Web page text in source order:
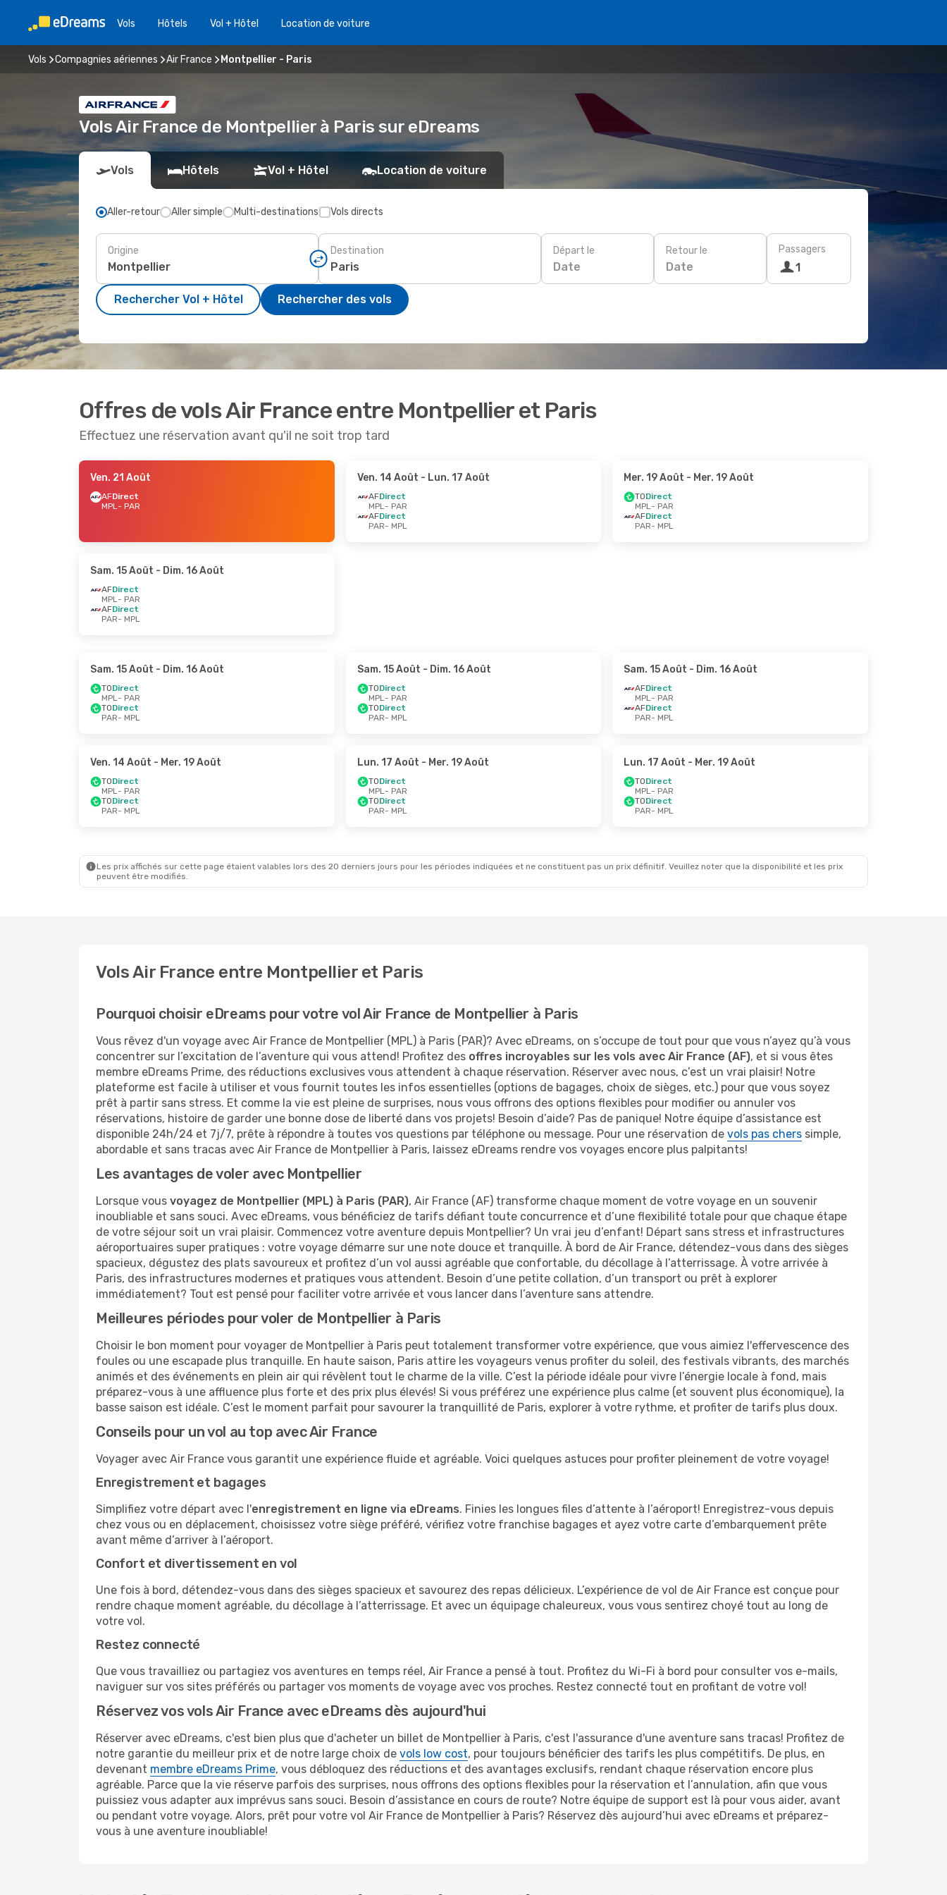
Vols Hôtels Vol + Hôtel Location de voiture
Vols Compagnies aériennes Air France Montpellier - Paris
Vols Air France de Montpellier à Paris sur eDreams
Vols Hôtels Vol + Hôtel Location de voiture
Aller-retour Aller simple Multi-destinations Vols directs
Origine Destination Départ le
Date
Retour le
Date
Passagers
1
Rechercher Vol + Hôtel Rechercher des vols
Offres de vols Air France entre Montpellier et Paris
Effectuez une réservation avant qu'il ne soit trop tard
Ven. 21 Août
AFDirect
MPL- PAR
Ven. 14 Août - Lun. 17 Août
AFDirect
MPL- PAR
AFDirect
PAR- MPL
Mer. 19 Août - Mer. 19 Août
TODirect
MPL- PAR
AFDirect
PAR- MPL
Sam. 15 Août - Dim. 16 Août
AFDirect
MPL- PAR
AFDirect
PAR- MPL
Sam. 15 Août - Dim. 16 Août
TODirect
MPL- PAR
TODirect
PAR- MPL
Sam. 15 Août - Dim. 16 Août
TODirect
MPL- PAR
TODirect
PAR- MPL
Sam. 15 Août - Dim. 16 Août
AFDirect
MPL- PAR
AFDirect
PAR- MPL
Ven. 14 Août - Mer. 19 Août
TODirect
MPL- PAR
TODirect
PAR- MPL
Lun. 17 Août - Mer. 19 Août
TODirect
MPL- PAR
TODirect
PAR- MPL
Lun. 17 Août - Mer. 19 Août
TODirect
MPL- PAR
TODirect
PAR- MPL
Les prix affichés sur cette page étaient valables lors des 20 derniers jours pour les périodes indiquées et ne constituent pas un prix définitif. Veuillez noter que la disponibilité et les prix
peuvent être modifiés.
Vols Air France entre Montpellier et Paris
Pourquoi choisir eDreams pour votre vol Air France de Montpellier à Paris
Vous rêvez d'un voyage avec Air France de Montpellier (MPL) à Paris (PAR)? Avec eDreams, on s’occupe de tout pour que vous n’ayez qu’à vous
concentrer sur l’excitation de l’aventure qui vous attend! Profitez des offres incroyables sur les vols avec Air France (AF), et si vous êtes
membre eDreams Prime, des réductions exclusives vous attendent à chaque réservation. Réserver avec nous, c’est un vrai plaisir! Notre
plateforme est facile à utiliser et vous fournit toutes les infos essentielles (options de bagages, choix de sièges, etc.) pour que vous soyez
prêt à partir sans stress. Et comme la vie est pleine de surprises, nous vous offrons des options flexibles pour modifier ou annuler vos
réservations, histoire de garder une bonne dose de liberté dans vos projets! Besoin d’aide? Pas de panique! Notre équipe d’assistance est
disponible 24h/24 et 7j/7, prête à répondre à toutes vos questions par téléphone ou message. Pour une réservation de vols pas chers simple,
abordable et sans tracas avec Air France de Montpellier à Paris, laissez eDreams rendre vos voyages encore plus palpitants!
Les avantages de voler avec Montpellier
Lorsque vous voyagez de Montpellier (MPL) à Paris (PAR), Air France (AF) transforme chaque moment de votre voyage en un souvenir
inoubliable et sans souci. Avec eDreams, vous bénéficiez de tarifs défiant toute concurrence et d’une flexibilité totale pour que chaque étape
de votre séjour soit un vrai plaisir. Commencez votre aventure depuis Montpellier? Un vrai jeu d’enfant! Départ sans stress et infrastructures
aéroportuaires super pratiques : votre voyage démarre sur une note douce et tranquille. À bord de Air France, détendez-vous dans des sièges
spacieux, dégustez des plats savoureux et profitez d’un vol aussi agréable que confortable, du décollage à l’atterrissage. À votre arrivée à
Paris, des infrastructures modernes et pratiques vous attendent. Besoin d’une petite collation, d’un transport ou prêt à explorer
immédiatement? Tout est pensé pour faciliter votre arrivée et vous lancer dans l’aventure sans attendre.
Meilleures périodes pour voler de Montpellier à Paris
Choisir le bon moment pour voyager de Montpellier à Paris peut totalement transformer votre expérience, que vous aimiez l'effervescence des
foules ou une escapade plus tranquille. En haute saison, Paris attire les voyageurs venus profiter du soleil, des festivals vibrants, des marchés
animés et des événements en plein air qui révèlent tout le charme de la ville. C’est la période idéale pour vivre l’énergie locale à fond, mais
préparez-vous à une affluence plus forte et des prix plus élevés! Si vous préférez une expérience plus calme (et souvent plus économique), la
basse saison est idéale. C’est le moment parfait pour savourer la tranquillité de Paris, explorer à votre rythme, et profiter de tarifs plus doux.
Conseils pour un vol au top avec Air France
Voyager avec Air France vous garantit une expérience fluide et agréable. Voici quelques astuces pour profiter pleinement de votre voyage!
Enregistrement et bagages
Simplifiez votre départ avec l'enregistrement en ligne via eDreams. Finies les longues files d’attente à l’aéroport! Enregistrez-vous depuis
chez vous ou en déplacement, choisissez votre siège préféré, vérifiez votre franchise bagages et ayez votre carte d’embarquement prête
avant même d’arriver à l’aéroport.
Confort et divertissement en vol
Une fois à bord, détendez-vous dans des sièges spacieux et savourez des repas délicieux. L’expérience de vol de Air France est conçue pour
rendre chaque moment agréable, du décollage à l’atterrissage. Et avec un équipage chaleureux, vous vous sentirez choyé tout au long de
votre vol.
Restez connecté
Que vous travailliez ou partagiez vos aventures en temps réel, Air France a pensé à tout. Profitez du Wi-Fi à bord pour consulter vos e-mails,
naviguer sur vos sites préférés ou partager vos moments de voyage avec vos proches. Restez connecté tout en profitant de votre vol!
Réservez vos vols Air France avec eDreams dès aujourd'hui
Réserver avec eDreams, c'est bien plus que d'acheter un billet de Montpellier à Paris, c'est l'assurance d'une aventure sans tracas! Profitez de
notre garantie du meilleur prix et de notre large choix de vols low cost, pour toujours bénéficier des tarifs les plus compétitifs. De plus, en
devenant membre eDreams Prime, vous débloquez des réductions et des avantages exclusifs, rendant chaque réservation encore plus
agréable. Parce que la vie réserve parfois des surprises, nous offrons des options flexibles pour la réservation et l’annulation, afin que vous
puissiez vous adapter aux imprévus sans souci. Besoin d’assistance en cours de route? Notre équipe de support est là pour vous aider, avant
ou pendant votre voyage. Alors, prêt pour votre vol Air France de Montpellier à Paris? Réservez dès aujourd’hui avec eDreams et préparez-
vous à une aventure inoubliable!